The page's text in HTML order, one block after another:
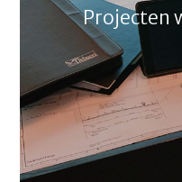
Projecten